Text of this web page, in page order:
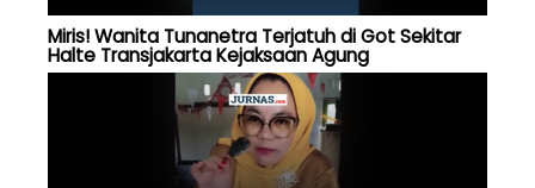
Miris! Wanita Tunanetra Terjatuh di Got Sekitar
Halte Transjakarta Kejaksaan Agung